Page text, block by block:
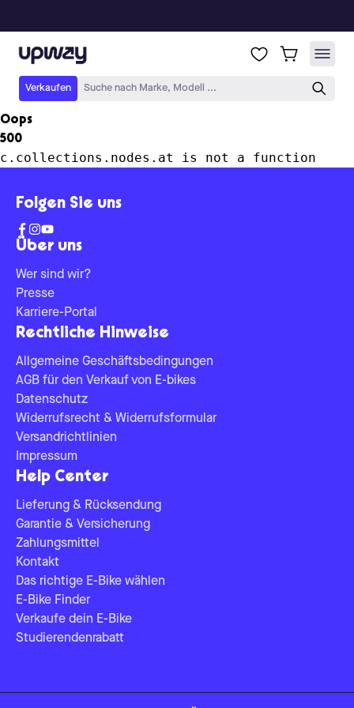
Upway
Verkaufen Suche nach Marke, Modell ...
Oops
500
c.collections.nodes.at is not a function
Über uns
Wer sind wir?
Presse
Karriere-Portal
Rechtliche Hinweise
Allgemeine Geschäftsbedingungen
AGB für den Verkauf von E-bikes
Datenschutz
Widerrufsrecht & Widerrufsformular
Versandrichtlinien
Impressum
Help Center
Lieferung & Rücksendung
Garantie & Versicherung
Zahlungsmittel
Kontakt
Das richtige E-Bike wählen
E-Bike Finder
Verkaufe dein E-Bike
Studierendenrabatt
Folgen Sie uns